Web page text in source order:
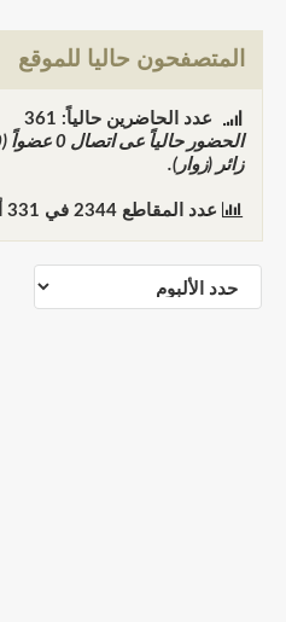
المتصفحون حاليا للموقع
عدد الحاضرين حالياً: 361
الحضور حالياً عى اتصال 0 عضواً (0 في الوضع الخفي) و
زائر (زوار).
عدد المقاطع2344 في 331